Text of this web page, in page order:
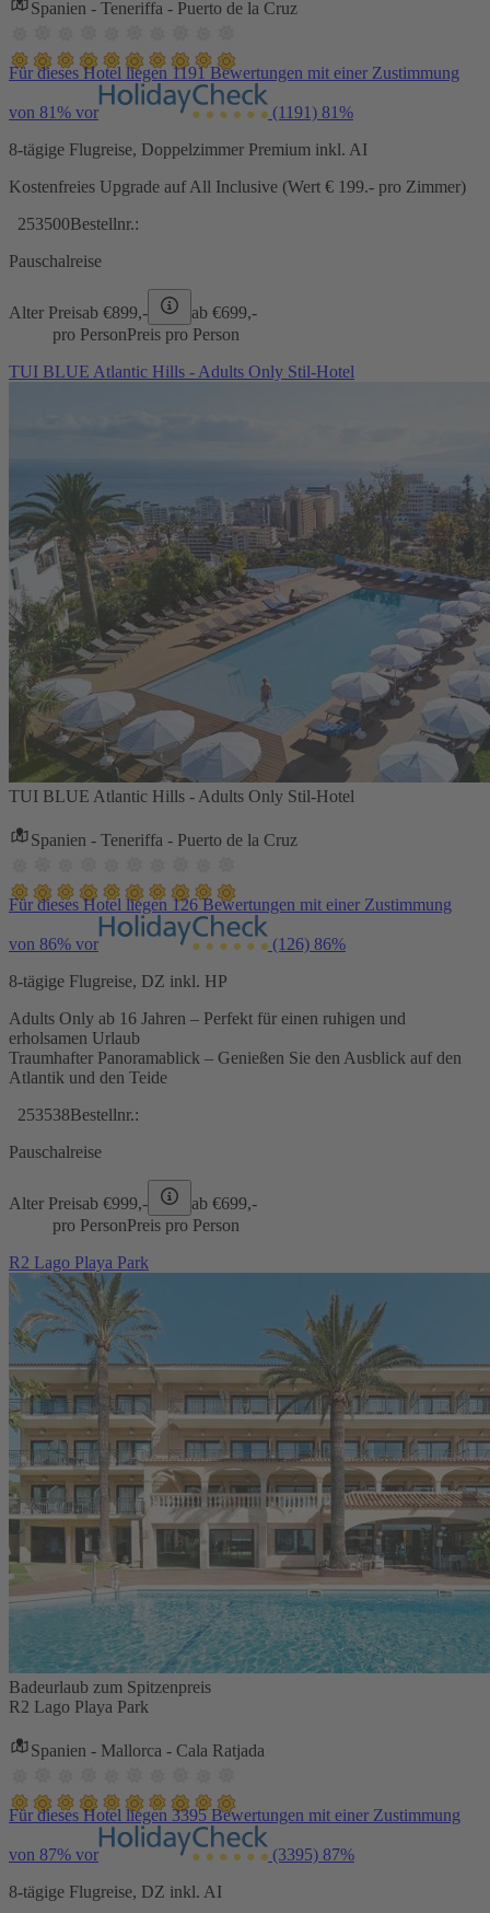
Spanien - Teneriffa - Puerto de la Cruz
Für dieses Hotel liegen 1191 Bewertungen mit einer Zustimmung
von 81% vor (1191) 81%
8-tägige Flugreise, Doppelzimmer Premium inkl. AI
Kostenfreies Upgrade auf All Inclusive (Wert € 199.- pro Zimmer)
253500Bestellnr.:
Pauschalreise
Alter Preisab €899,- ab €699,-
pro PersonPreis pro Person
TUI BLUE Atlantic Hills - Adults Only Stil-Hotel
TUI BLUE Atlantic Hills - Adults Only Stil-Hotel
Spanien - Teneriffa - Puerto de la Cruz
Für dieses Hotel liegen 126 Bewertungen mit einer Zustimmung
von 86% vor (126) 86%
8-tägige Flugreise, DZ inkl. HP
Adults Only ab 16 Jahren – Perfekt für einen ruhigen und
erholsamen Urlaub
Traumhafter Panoramablick – Genießen Sie den Ausblick auf den
Atlantik und den Teide
253538Bestellnr.:
Pauschalreise
Alter Preisab €999,- ab €699,-
pro PersonPreis pro Person
R2 Lago Playa Park
Badeurlaub zum Spitzenpreis
R2 Lago Playa Park
Spanien - Mallorca - Cala Ratjada
Für dieses Hotel liegen 3395 Bewertungen mit einer Zustimmung
von 87% vor (3395) 87%
8-tägige Flugreise, DZ inkl. AI